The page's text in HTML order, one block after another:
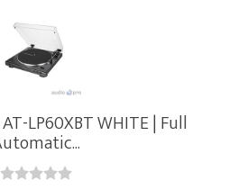
LP60XBT WHITE | Full